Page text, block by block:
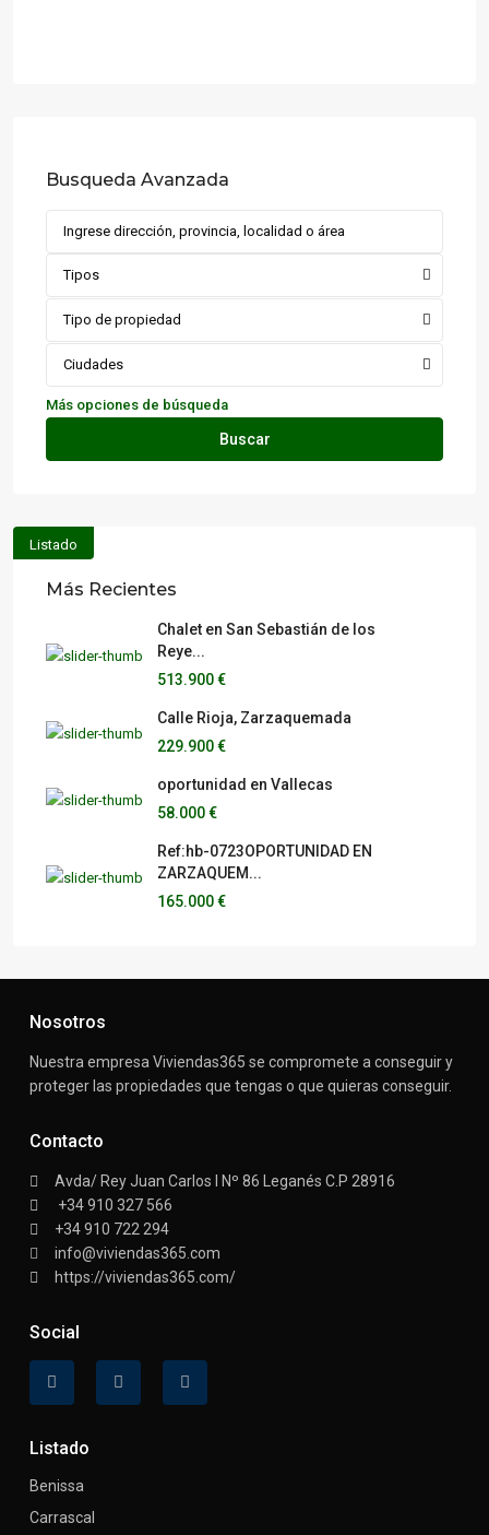
Busqueda Avanzada
Tipos
Tipo de propiedad
Ciudades
Más opciones de búsqueda
Buscar
Listado
Más Recientes
Chalet en San Sebastián de los
Reye...
513.900 €
Calle Rioja, Zarzaquemada
229.900 €
oportunidad en Vallecas
58.000 €
Ref:hb-0723OPORTUNIDAD EN
ZARZAQUEM...
165.000 €
Nosotros
Nuestra empresa Viviendas365 se compromete a conseguir y
proteger las propiedades que tengas o que quieras conseguir.
Contacto
Avda/ Rey Juan Carlos I Nº 86 Leganés C.P 28916
+34 910 327 566
+34 910 722 294
info@viviendas365.com
https://viviendas365.com/
Social
Listado
Benissa
Carrascal